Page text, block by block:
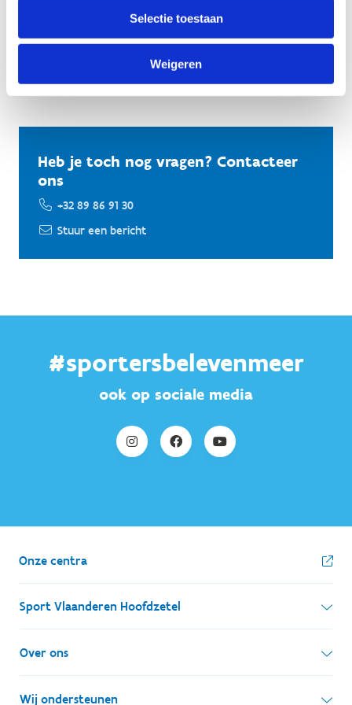
Selectie toestaan
Weigeren
Samen maken we er een leuke, veilige en gezellige
plek van!
Heb je toch nog vragen? Contacteer
ons
+32 89 86 91 30
Stuur een bericht
#sportersbelevenmeer
ook op sociale media
Onze centra
Sport Vlaanderen Hoofdzetel
Simon Bolivarlaan 17
1000 Brussel
Over ons
Wie zijn we, wat doen we
Wij ondersteunen